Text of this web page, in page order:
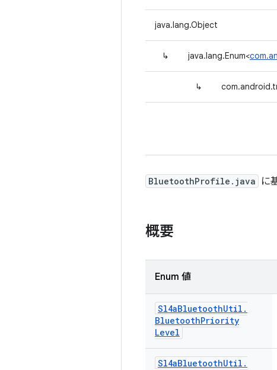
java.lang.Object
↳ java.lang.Enum<
↳
BluetoothProfile.java に
概要
Enum 値
Sl4aBluetoothUtil .
BluetoothPriority
Level
Sl4aBluetoothUtil .